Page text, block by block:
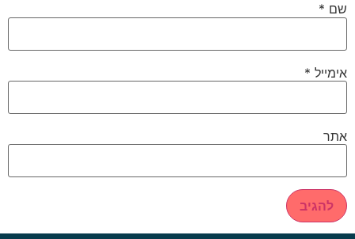
שם *
אימייל *
אתר